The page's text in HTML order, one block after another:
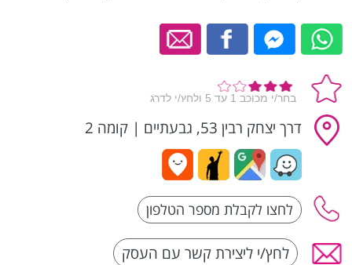
דרך יצחק רבין 53, גבעתיים | קומה 2
לחץ/י ליצירת קשר עם העסק